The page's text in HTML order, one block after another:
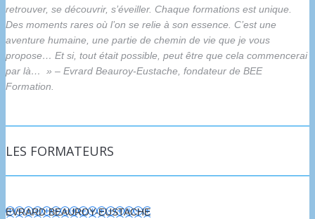
retrouver, se découvrir, s’éveiller. Chaque formations est unique.
Des moments rares où l’on se relie à son essence. C’est une
aventure humaine, une partie de chemin de vie que je vous
propose… Et si, tout était possible, peut être que cela commencerai
par là… » – Evrard Beauroy-Eustache, fondateur de BEE
Formation.
LES FORMATEURS
EVRARD BEAUROY-EUSTACHE